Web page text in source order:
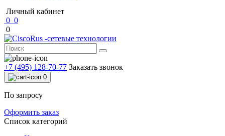
Личный кабинет
0 0
0
+7 (495) 128-70-77 Заказать звонок
0
По запросу
Оформить заказ
Список категорий